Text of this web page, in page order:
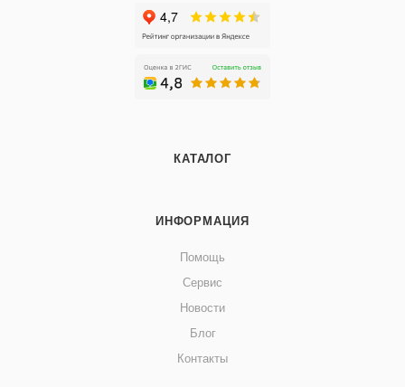
КАТАЛОГ
ИНФОРМАЦИЯ
Помощь
Сервис
Новости
Блог
Контакты